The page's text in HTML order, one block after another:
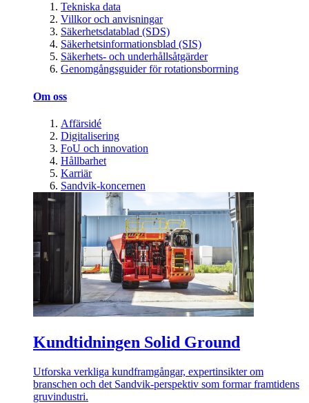
Tekniska data
Villkor och anvisningar
Säkerhetsdatablad (SDS)
Säkerhetsinformationsblad (SIS)
Säkerhets- och underhållsåtgärder
Genomgångsguider för rotationsborrning
Om oss
Affärsidé
Digitalisering
FoU och innovation
Hållbarhet
Karriär
Sandvik-koncernen
Kundtidningen Solid Ground
Utforska verkliga kundframgångar, expertinsikter om
branschen och det Sandvik-perspektiv som formar framtidens
gruvindustri.